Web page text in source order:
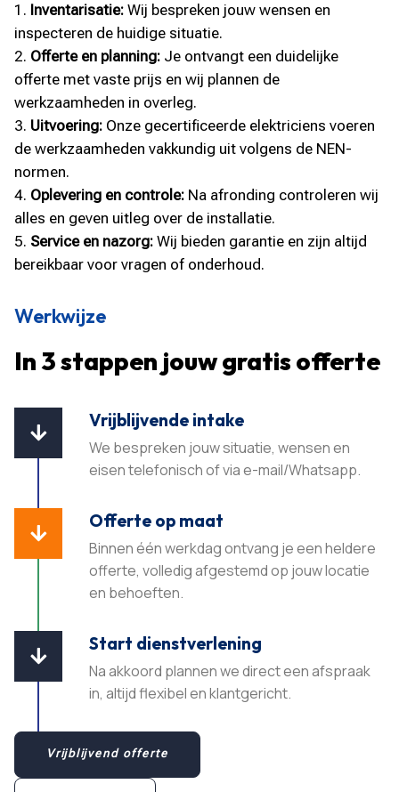
Inventarisatie: Wij bespreken jouw wensen en
inspecteren de huidige situatie.
Offerte en planning: Je ontvangt een duidelijke
offerte met vaste prijs en wij plannen de
werkzaamheden in overleg.
Uitvoering: Onze gecertificeerde elektriciens voeren
de werkzaamheden vakkundig uit volgens de NEN-
normen.
Oplevering en controle: Na afronding controleren wij
alles en geven uitleg over de installatie.
Service en nazorg: Wij bieden garantie en zijn altijd
bereikbaar voor vragen of onderhoud.
Werkwijze
In 3 stappen jouw gratis offerte

Vrijblijvende intake
We bespreken jouw situatie, wensen en
eisen telefonisch of via e-mail/Whatsapp.

Offerte op maat
Binnen één werkdag ontvang je een heldere
offerte, volledig afgestemd op jouw locatie
en behoeften.​

Start dienstverlening
Na akkoord plannen we direct een afspraak
in, altijd flexibel en klantgericht.​
Vrijblijvend offerte